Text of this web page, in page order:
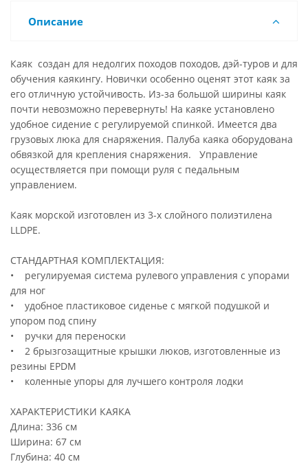
Описание
Каяк создан для недолгих походов походов, дэй-туров и для
обучения каякингу. Новички особенно оценят этот каяк за
его отличную устойчивость. Из-за большой ширины каяк
почти невозможно перевернуть! На каяке установлено
удобное сидение с регулируемой спинкой. Имеется два
грузовых люка для снаряжения. Палуба каяка оборудована
обвязкой для крепления снаряжения. Управление
осуществляется при помощи руля с педальным
управлением.
Каяк морской изготовлен из 3-х слойного полиэтилена
LLDPE.
СТАНДАРТНАЯ КОМПЛЕКТАЦИЯ:
• регулируемая система рулевого управления с упорами
для ног
• удобное пластиковое сиденье с мягкой подушкой и
упором под спину
• ручки для переноски
• 2 брызгозащитные крышки люков, изготовленные из
резины EPDM
• коленные упоры для лучшего контроля лодки
ХАРАКТЕРИСТИКИ КАЯКА
Длина: 336 см
Ширина: 67 см
Глубина: 40 см